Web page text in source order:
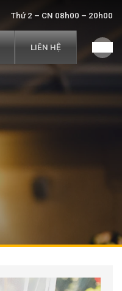
Thứ 2 – CN 08h00 – 20h00
LIÊN HỆ